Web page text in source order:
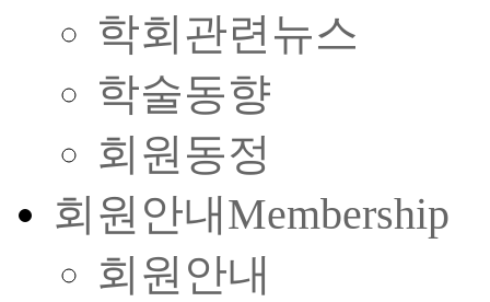
학회관련뉴스
학술동향
회원동정
회원안내Membership
회원안내